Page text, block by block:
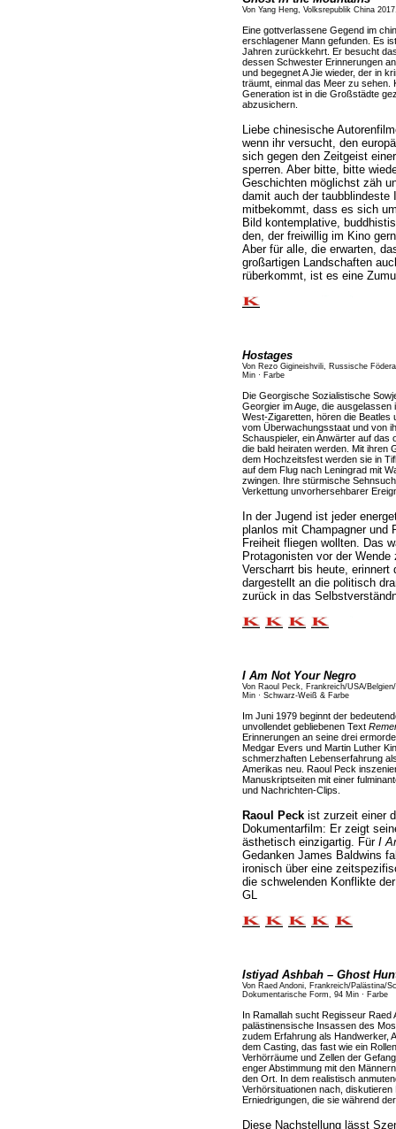
Von Yang Heng, Volksrepublik China
Eine gottverlassene Gegend im
erschlagener Mann gefunden. Es
Jahren zurückkehrt. Er besucht
dessen Schwester Erinnerungen
und begegnet A Jie wieder, der in
träumt, einmal das Meer zu sehen.
Generation ist in die Großstädte
abzusichern.
Liebe chinesische
wenn ihr versucht, den
sich gegen den Zeitgeist
sperren. Aber bitte, bitte
Geschichten möglichst zäh
damit auch der taubblindeste
mitbekommt, dass es sich
Bild kontemplative,
den, der freiwillig im Kino
Aber für alle, die erwarten,
großartigen Landschaften
rüberkommt, ist es eine
Hostages
Von Rezo Gigineishvili, Russische
Min · Farbe
Die Georgische Sozialistische
Georgier im Auge, die
West-Zigaretten, hören die Beatles
vom Überwachungsstaat und von
Schauspieler, ein Anwärter auf das
die bald heiraten werden. Mit ihren
dem Hochzeitsfest werden sie in
auf dem Flug nach Leningrad mit
zwingen. Ihre stürmische
Verkettung unvorhersehbarer
In der Jugend ist jeder
planlos mit Champagner und
Freiheit fliegen wollten. Das
Protagonisten vor der
Verscharrt bis heute, erinnert
dargestellt an die politisch
zurück in das
I Am Not Your Negro
Von Raoul Peck, Frankreich/USA/
Min · Schwarz-Weiß & Farbe
Im Juni 1979 beginnt der
unvollendet gebliebenen Text
Erinnerungen an seine drei
Medgar Evers und Martin Luther
schmerzhaften Lebenserfahrung
Amerikas neu. Raoul Peck
Manuskriptseiten mit einer
und Nachrichten-Clips.
Raoul Peckist zurzeit einer
Dokumentarfilm: Er zeigt
ästhetisch einzigartig. Für I
Gedanken James Baldwins
ironisch über eine
die schwelenden Konflikte
GL
Istiyad Ashbah – Ghost
Von Raed Andoni, Frankreich/Palästina/
Dokumentarische Form, 94 Min · Farbe
In Ramallah sucht Regisseur Raed
palästinensische Insassen des
zudem Erfahrung als Handwerker,
dem Casting, das fast wie ein
Verhörräume und Zellen der
enger Abstimmung mit den
den Ort. In dem realistisch
Verhörsituationen nach,
Erniedrigungen, die sie während
Diese Nachstellung lässt